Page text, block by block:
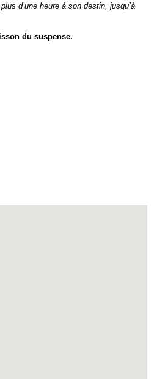
d’une heure à son destin, jusqu’à
du suspense.